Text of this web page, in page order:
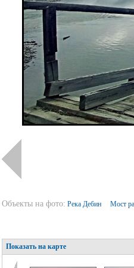
Объекты на фото: Река Дебин Мост
Показать на карте